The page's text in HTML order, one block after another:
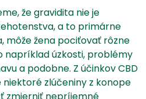
že gravidita nie je
a to primárne
môže žena pociťovať rôzne
napríklad úzkosti, problémy
a podobne. Z účinkov CBD
niektoré zlúčeniny z konope